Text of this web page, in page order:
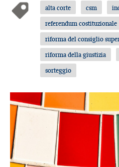
alta corte csm
referendum costituzionale
riforma del consiglio
riforma della giustizia
sorteggio